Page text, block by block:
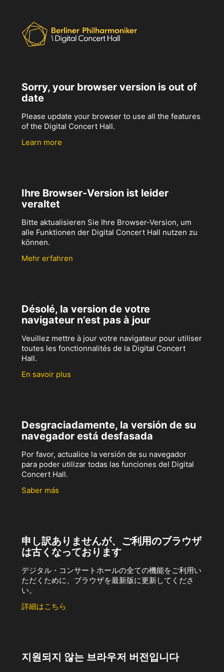
Sorry, your browser version is out of
date
Please update your browser to use all the features
of the Digital Concert Hall.
Learn more
Ihre Browser-Version ist leider
veraltet
Bitte aktualisieren Sie Ihre Browser-Version, um
alle Funktionen der Digital Concert Hall nutzen zu
können.
Mehr erfahren
Désolé, la version de votre
navigateur n’est pas à jour
Veuillez mettre à jour votre navigateur pour utiliser
toutes les fonctionnalités de la Digital Concert
Hall.
En savoir plus
Desgraciadamente, la versión de su
navegador está desfasada
Por favor, actualice la versión de su navegador
para poder utilizar todas las funciones del Digital
Concert Hall.
Saber más
申し訳ありませんが、ご利用のブラウザ
は古くなっております
デジタル・コンサートホールの全ての機能をご利用い
ただくために、ブラウザを最新版に更新してくださ
い。
詳細はこちら
지원되지 않는 브라우저 버전입니다